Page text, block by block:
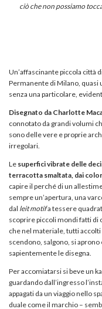
ciò che non possiamo
Un’affascinante piccola città
Permanente di Milano, quasi
senza una particolare,
Disegnato da Charlotte
connotato da grandi volumi
sono delle vere e proprie
irregolari.
Le superfici vibrate delle
terracotta smaltata, dai
capire il perché di un
sempre un’apertura, una
dal leit motifa tessere
scoprire piccoli mondi fatti di
che nel materiale, tutti
scendono, salgono, si
sapientemente le disegna.
Per accomiatarsi si beve un
guardando dall’ingresso
appagati da un viaggio nello
duale come il marchio –